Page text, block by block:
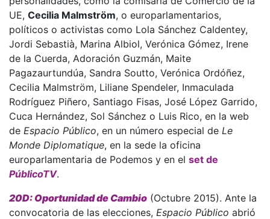
UE, Cecilia Malmström, o europarlamentarios,
políticos o activistas como Lola Sánchez Caldentey,
Jordi Sebastià, Marina Albiol, Verónica Gómez, Irene
de la Cuerda, Adoración Guzmán, Maite
Pagazaurtundúa, Sandra Soutto, Verónica Ordóñez,
Cecilia Malmström, Liliane Spendeler, Inmaculada
Rodríguez Piñero, Santiago Fisas, José López Garrido,
Cuca Hernández, Sol Sánchez o Luis Rico, en la web
de Espacio Público, en un número especial de Le
Monde Diplomatique, en la sede la oficina
europarlamentaria de Podemos y en el set de
PúblicoTV.
20D: Oportunidad de Cambio (Octubre 2015). Ante la
convocatoria de las elecciones, Espacio Público abrió